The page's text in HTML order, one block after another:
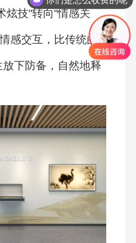
炫技"转向"情感关
感交互，比传统的
下防备，自然地释